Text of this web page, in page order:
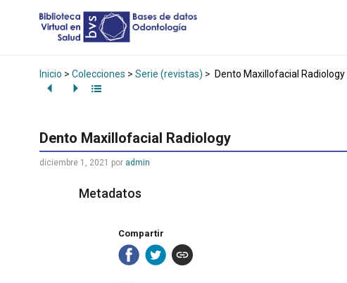
Inicio > Colecciones > Serie (revistas) > Dento Maxillofacial Radiology
Dento Maxillofacial Radiology
diciembre 1, 2021 por admin
Metadatos
Compartir